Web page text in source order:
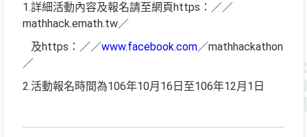
1.詳細活動內容及報名請至網頁https：／／
mathhack.emath.tw／
及https：／／www.facebook.com／mathhackathon
／
2.活動報名時間為106年10月16日至106年12月1日